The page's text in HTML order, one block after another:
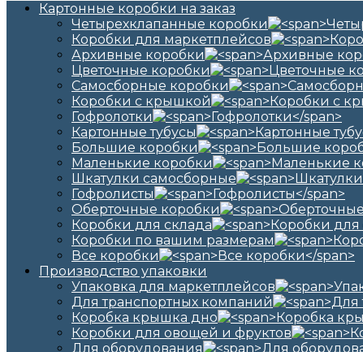
Картонные коробки на заказ
Четырехклапанные коробки
Коробки для маркетплейсов
Архивные коробки
Цветочные коробки
Самосборные коробки
Коробки с крышкой
Гофролотки
Картонные тубусы
Большие коробки
Маленькие коробки
Шкатулки самосборные
Гофролисты
Оберточные коробки
Коробки для склада
Коробки по вашим размерам
Все коробки
Производство упаковки
Упаковка для маркетплейсов
Для транспортных компаний
Коробка крышка дно
Коробки для овощей и фруктов
Для оборудования